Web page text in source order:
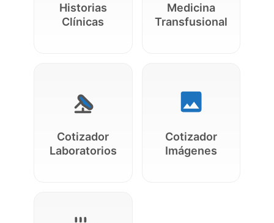
Historias
Clínicas
Medicina
Transfusional
Cotizador
Laboratorios
Cotizador
Imágenes